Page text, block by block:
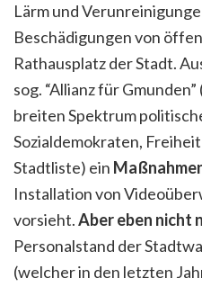
Lärm und
Beschädigungen von
Rathausplatz der Stadt.
sog. “Allianz für
breiten Spektrum
Sozialdemokraten,
Stadtliste) ein
Installation von
vorsieht.Aber eben nicht
Personalstand der
(welcher in den letzten